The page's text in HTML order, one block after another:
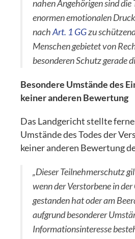
nahen Angehörigen sind die
enormen emotionalen
nachArt. 1 GGzu
Menschen gebietet von
besonderen Schutz gerade
Besondere Umstände des
keiner anderen Bewertung
Das Landgericht stellte
Umstände des Todes der
keiner anderen Bewertung
„Dieser Teilnehmerschutz
wenn der Verstorbene in
gestanden hat oder am
aufgrund besonderer
Informationsinteresse